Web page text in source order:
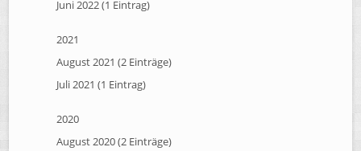
Juni 2022 (1 Eintrag)
2021
August 2021 (2 Einträge)
Juli 2021 (1 Eintrag)
2020
August 2020 (2 Einträge)